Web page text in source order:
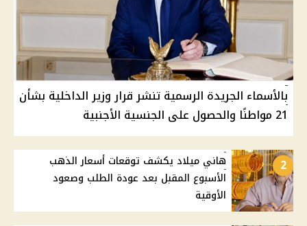
بالأسماء الجريدة الرسمية تنشر قرار وزير الداخلية بشأن
21 مواطنًا والحصول على الجنسية الأجنبية
2
هاني ميلاد يكشف توقعات أسعار الذهب
الأسبوع المقبل بعد عودة الطلب وصعود
الأوقية